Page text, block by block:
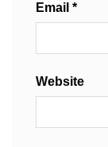
Email *
Website